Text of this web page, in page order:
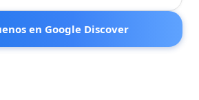
en Google Discover